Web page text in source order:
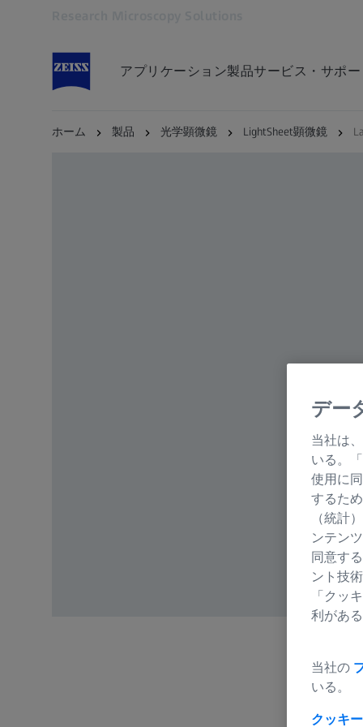
アプリケーション製品サービス・サポ
ホーム 製品 光学顕微鏡 LightSheet顕微鏡
デー
当社は
いる。
使用に
するた
（統計
ンテン
同意す
ント技
「クッ
利がある
当社の
いる。
クッキ